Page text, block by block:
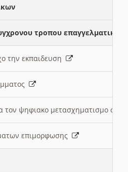
τροπου
την εκπαιδευση
τον ψηφιακο μετασχηματισμο
επιμορφωσης